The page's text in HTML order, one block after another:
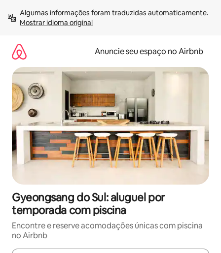
para
Mostrar idioma original
Anuncie seu espaço no Airbnb
Gyeongsang do Sul: aluguel por
temporada com piscina
Encontre e reserve acomodações únicas com piscina
no Airbnb